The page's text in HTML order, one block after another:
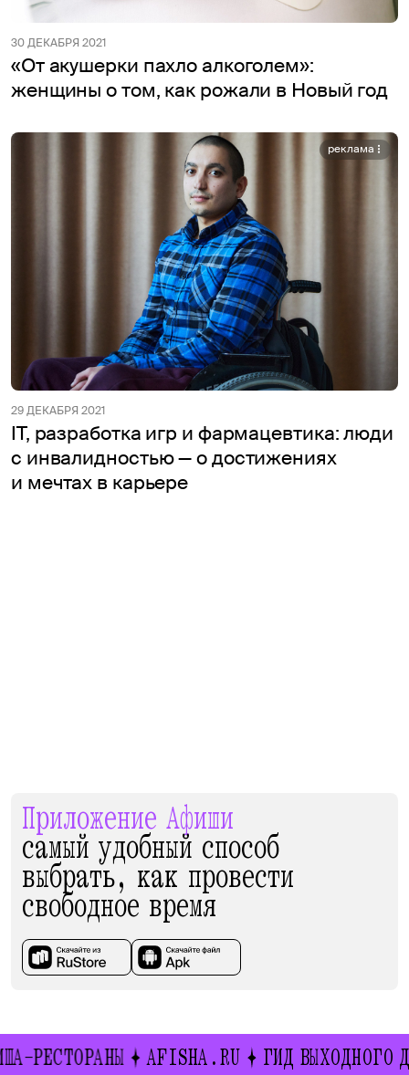
30 ДЕКАБРЯ 2021
«От акушерки пахло алкоголем»:
женщины о том, как рожали в Новый год
реклама
29 ДЕКАБРЯ 2021
IT, разработка игр и фармацевтика: люди
с инвалидностью — о достижениях
и мечтах в карьере
Приложение Афиши
самый удобный способ
выбрать, как провести
свободное время
AFISHA.RU ГИД ВЫХОДНОГО ДНЯ ИВЕНТ